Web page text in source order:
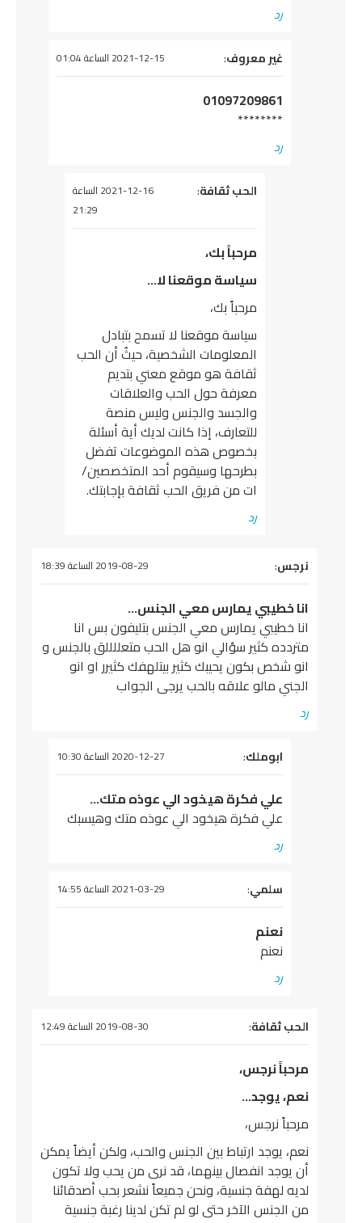
رد
يقول
غير معروف: 2021-12-15 الساعة 01:04
01097209861
********
رد
يقول
الحب ثقافة:
2021-12-16 الساعة
21:29
مرحباً بك،
سياسة موقعنا لا…
مرحباً بك،
سياسة موقعنا لا تسمح بتبادل
المعلومات الشخصية، حيثُ أن الحب
ثقافة هو موقع معني بتديم
معرفة حول الحب والعلاقات
والجسد والجنس وليس منصة
للتعارف، إذا كانت لديك أية أسئلة
بخصوص هذه الموضوعات تفضل
بطرحها وسيقوم أحد المتخصصين/
ات من فريق الحب ثقافة بإجابتك.
رد
يقول
نرجس: 2019-08-29 الساعة 18:39
انا خطيبي يمارس معي الجنس…
انا خطيبي يمارس معي الجنس بتليفون بس انا
متردده كثير سؤالي انو هل الحب متعللللق بالجنس و
انو شخص بكون يحيبك كثير بيتلهفك كثيرر او انو
الجني مالو علاقه بالحب يرجى الجواب
رد
يقول
ابوملك: 2020-12-27 الساعة 10:30
علي فكرة هيخود الي عوذه متك…
علي فكرة هيخود الي عوذه متك وهيسبك
رد
يقول
سلمي: 2021-03-29 الساعة 14:55
نعنم
نعنم
رد
يقول
الحب ثقافة: 2019-08-30 الساعة 12:49
مرحباً نرجس،
نعم، يوجد…
مرحباً نرجس،
نعم، يوجد ارتباط بين الجنس والحب، ولكن أيضاً يمكن
أن يوجد انفصال بينهما، قد نرى من يحب ولا تكون
لديه لهفة جنسية، ونحن جميعاً نشعر بحب أصدقائنا
من الجنس الآخر حتى لو لم تكن لدينا رغبة جنسية